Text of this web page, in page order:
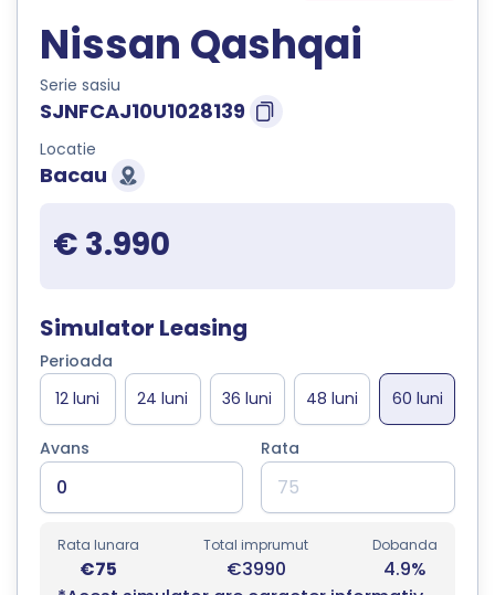
Nissan Qashqai
Serie sasiu
SJNFCAJ10U1028139
Locatie
Bacau
€ 3.990
Simulator Leasing
Perioada
Avans Rata
Rata lunara
€75
Total imprumut
€3990
Dobanda
4.9%